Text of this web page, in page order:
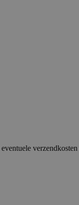
verzendkosten